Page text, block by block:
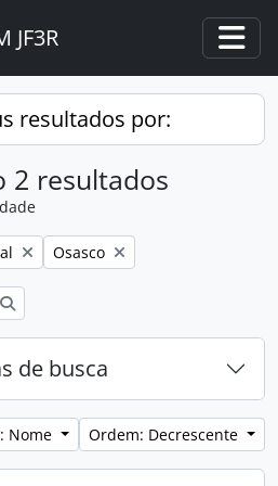
JF3R
resultados por:
2 resultados
Remover filtro:
Osasco
de busca
Nome Ordem: Decrescente